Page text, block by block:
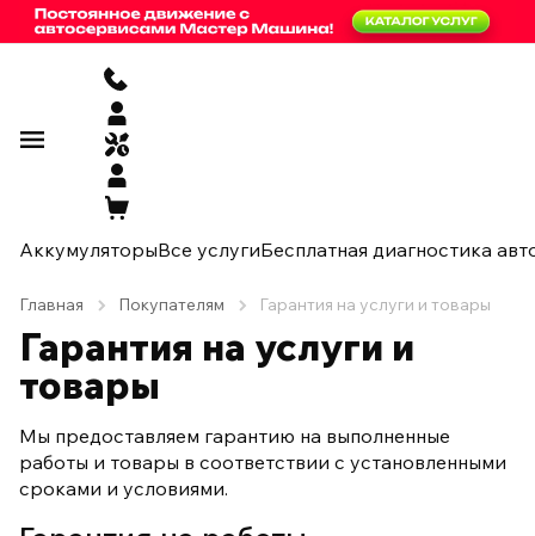
АккумуляторыВсе услугиБесплатная диагностика
Главная Покупателям Гарантия на услуги и товары
Гарантия на услуги и
товары
Мы предоставляем гарантию на выполненные
работы и товары в соответствии с установленными
сроками и условиями.